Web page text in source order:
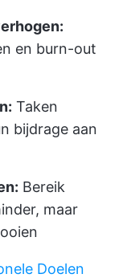
en burn-out
Taken
bijdrage aan
Bereik
maar
Doelen